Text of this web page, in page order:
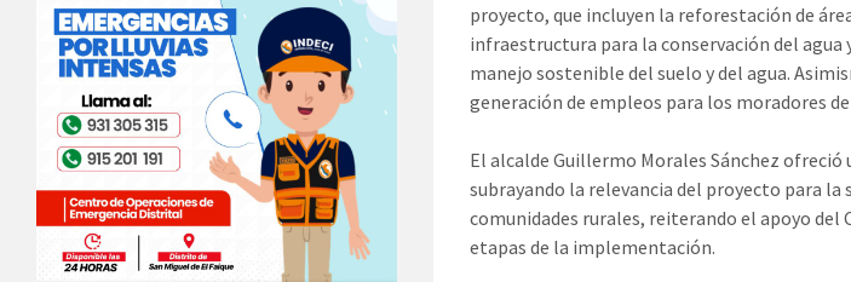
proyecto, que incluyen la reforestación de
infraestructura para la conservación del
manejo sostenible del suelo y del agua.
generación de empleos para los moradores
El alcalde Guillermo Morales Sánchez ofreció
subrayando la relevancia del proyecto para la
comunidades rurales, reiterando el apoyo del
etapas de la implementación.